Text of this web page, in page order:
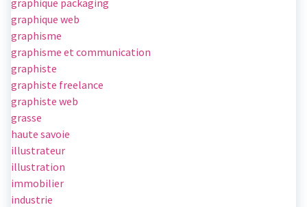
graphique packaging
graphique web
graphisme
graphisme et communication
graphiste
graphiste freelance
graphiste web
grasse
haute savoie
illustrateur
illustration
immobilier
industrie